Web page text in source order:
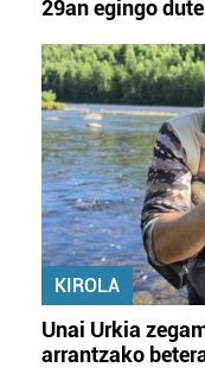
29an egingo dute
KIROLA
Unai Urkia
arrantzako